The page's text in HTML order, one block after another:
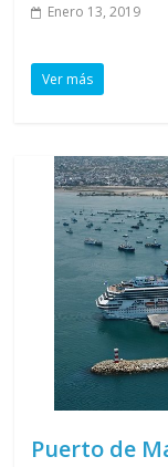
Enero 13, 2019
Ver más
Puerto de